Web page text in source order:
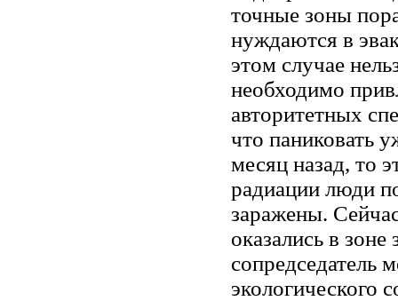
точные зоны
нуждаются в
этом случае
необходимо
авторитетных
что паниковать
месяц назад, то
радиации люди
заражены.
оказались в
сопредседатель
экологического